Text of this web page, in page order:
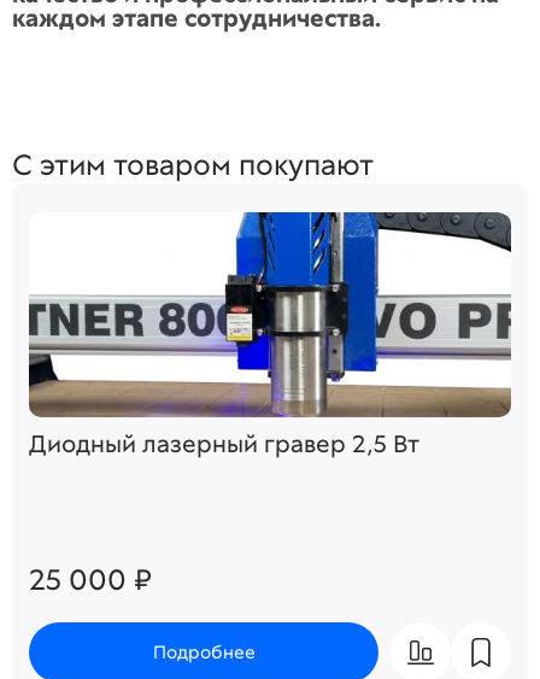
каждом этапе сотрудничества.
С этим товаром покупают
Диодный лазерный гравер 2,5 Вт
25 000 ₽
Подробнее